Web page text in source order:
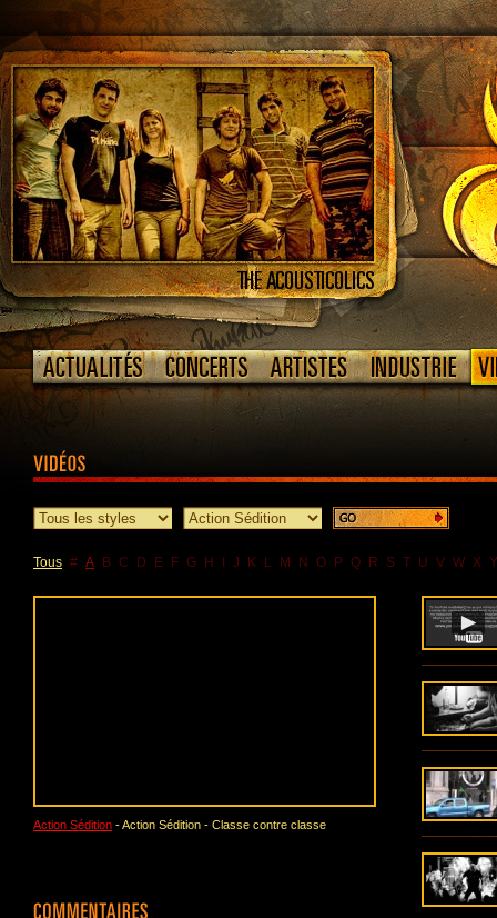
Tous # A B C D E F G H J K L M N O P Q R S T U V W X Y
Action Sédition - Action Sédition - Classe contre classe